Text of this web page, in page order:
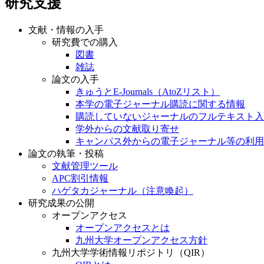
研究支援
文献・情報の入手
研究費での購入
図書
雑誌
論文の入手
きゅうとE-Journals（AtoZリスト）
本学の電子ジャーナル購読に関する情報
購読していないジャーナルのフルテキスト
学外からの文献取り寄せ
キャンパス外からの電子ジャーナル等の利用
論文の執筆・投稿
文献管理ツール
APC割引情報
ハゲタカジャーナル（注意喚起）
研究成果の公開
オープンアクセス
オープンアクセスとは
九州大学オープンアクセス方針
九州大学学術情報リポジトリ（QIR）